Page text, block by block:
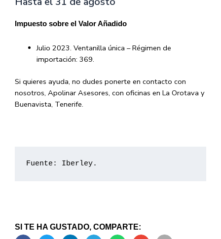
Impuesto sobre el Valor Añadido
Julio 2023. Ventanilla única – Régimen de
importación: 369.
Si quieres ayuda, no dudes ponerte en contacto con
nosotros, Apolinar Asesores, con oficinas en La Orotava y
Buenavista, Tenerife.
Fuente: Iberley.
SI TE HA GUSTADO, COMPARTE: